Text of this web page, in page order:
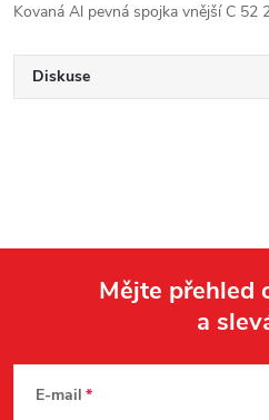
Kovaná Al pevná spojka vnější C 52
Diskuse
Mějte přehled
a
E-mail